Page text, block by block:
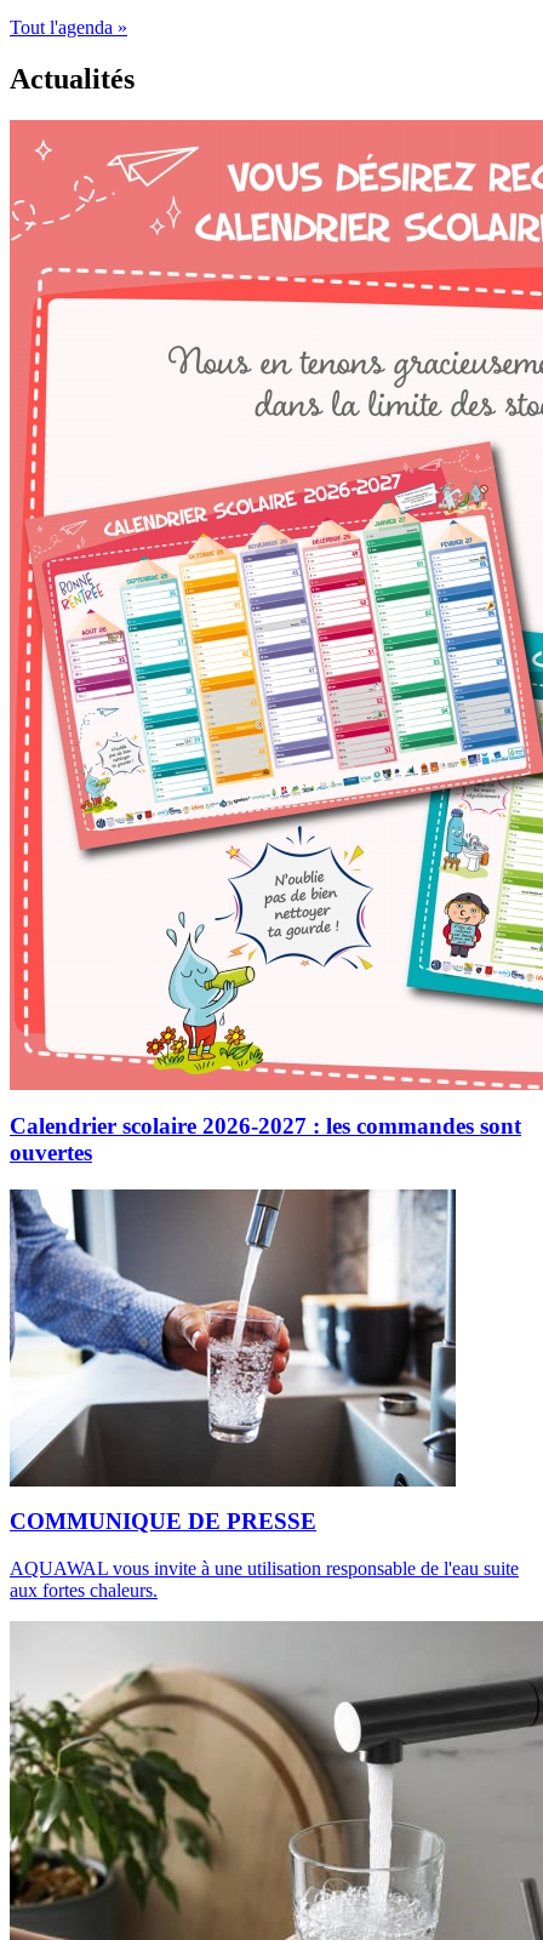
Tout l'agenda »
Actualités
Calendrier scolaire 2026-2027 : les commandes sont
ouvertes
COMMUNIQUE DE PRESSE
AQUAWAL vous invite à une utilisation responsable de l'eau suite
aux fortes chaleurs.